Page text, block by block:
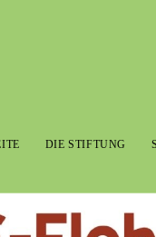
DIE STIFTUNG